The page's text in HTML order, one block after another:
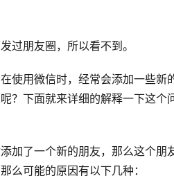
过朋友圈 ，所以看不到。
使用微信时，经常会添加一些新
？下面就来详细的解释一下这个
加了一个新的朋友，那么这个朋
么可能的原因有以下几种：